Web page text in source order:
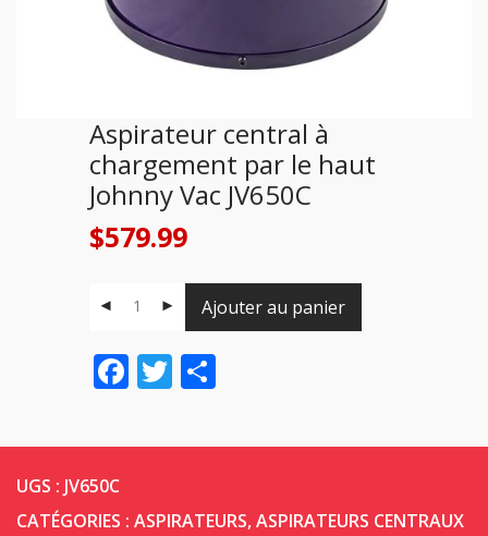
Aspirateur central à
chargement par le haut
Johnny Vac JV650C
$579.99
Ajouter au panier
Facebook
Twitter
Share
UGS : JV650C
CATÉGORIES : ASPIRATEURS,ASPIRATEURS CENTRAUX